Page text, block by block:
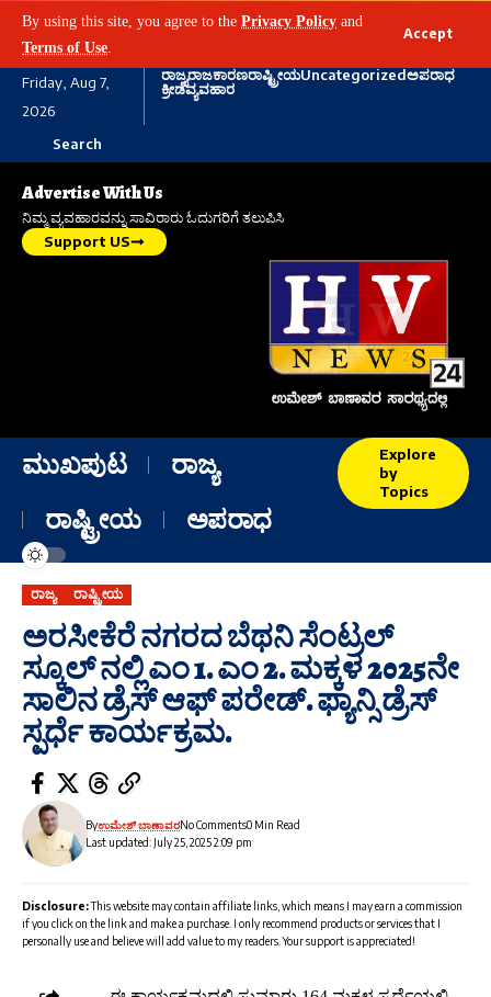
By using this site, you agree to the Privacy Policy and
Terms of Use
Accept
Friday, Aug 7,
2026
ರಾಜ್ಯರಾಜಕಾರಣರಾಷ್ಟ್ರೀಯUncategorizedಅಪರಾಧ
ಕ್ರೀಡೆವ್ಯವಹಾರ
Search
Advertise With Us
ನಿಮ್ಮ ವ್ಯವಹಾರವನ್ನು ಸಾವಿರಾರು ಓದುಗರಿಗೆ ತಲುಪಿಸಿ
Support US
ಮುಖಪುಟ
ರಾಜ್ಯ
ರಾಷ್ಟ್ರೀಯ
ಅಪರಾಧ
Explore
by
Topics
ರಾಜ್ಯ ರಾಷ್ಟ್ರೀಯ
ಅರಸೀಕೆರೆ ನಗರದ ಬೆಥನಿ ಸೆಂಟ್ರಲ್
ಸ್ಕೂಲ್ ನಲ್ಲಿ ಎಂ 1. ಎಂ 2. ಮಕ್ಕಳ 2025ನೇ
ಸಾಲಿನ ಡ್ರೆಸ್ ಆಫ್ ಪರೇಡ್. ಫ್ಯಾನ್ಸಿ ಡ್ರೆಸ್
ಸ್ಪರ್ಧೆ ಕಾರ್ಯಕ್ರಮ.
Last updated: July 25, 2025 2:09 pm
Byಉಮೇಶ್ ಬಾಣಾವರNo Comments0 Min Read
Disclosure:This website may contain affiliate links, which means I may earn a commission
if you click on the link and make a purchase. I only recommend products or services that I
personally use and believe will add value to my readers. Your support is appreciated!